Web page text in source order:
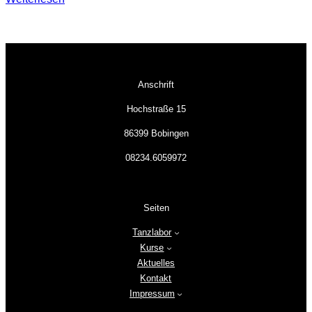
Anschrift
Hochstraße 15
86399 Bobingen
08234.6059972
Seiten
Tanzlabor
Kurse
Aktuelles
Kontakt
Impressum